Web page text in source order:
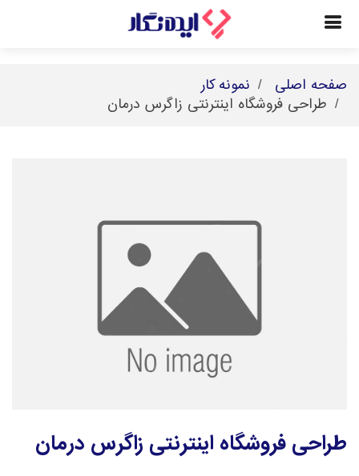
صفحه اصلی
نمونه کار
طراحی فروشگاه اینترنتی زاگرس درمان
طراحی فروشگاه اینترنتی زاگرس درمان